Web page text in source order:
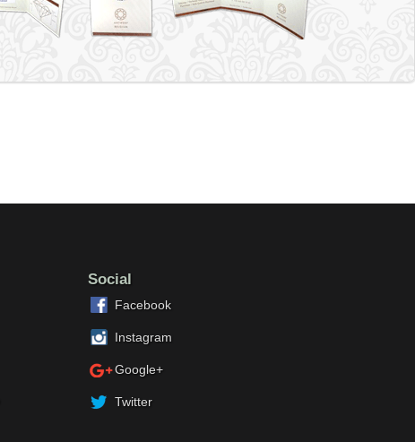
Social
Facebook
Instagram
Google+
Twitter